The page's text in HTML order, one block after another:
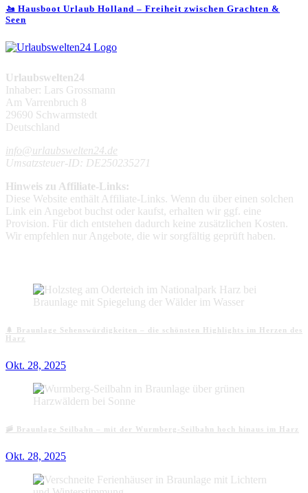
🚤 Hausboot Urlaub Holland – Freiheit zwischen Grachten &
Seen
Urlaubswelten24
Inhaber: Lars Grossmann
Am Varrenbruch 8
29690 Schwarmstedt
Deutschland
info@urlaubswelten24.de
Umsatzsteuer-ID: DE250235271
Hinweis zu Affiliate-Links:
Diese Website enthält Affiliate-Links. Wenn du über einen solchen
Link ein Angebot buchst oder kaufst, erhalten wir ggf. eine
Provision. Für dich entstehen dadurch keine zusätzlichen Kosten.
Wir empfehlen nur Angebote, die wir sorgfältig geprüft haben.
🌲 Braunlage Sehenswürdigkeiten – die schönsten Highlights im Herzen des
Harz
Okt. 28, 2025
🚠 Braunlage Seilbahn – mit der Wurmberg-Seilbahn hoch hinaus im Harz
Okt. 28, 2025